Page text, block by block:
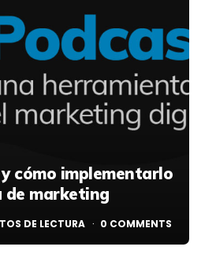
cómo implementarlo
marketing
DE LECTURA 0 COMMENTS